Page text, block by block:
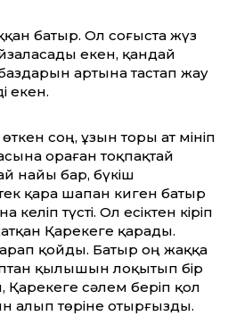
батыр. Ол соғыста жүз
ек­ен, қандай
ар­тына тастап жау
екен.
соң, ұзын то­ры ат мініп
ораған тоқ­пақтай
найы бар, бүкіш
қара шапан киген батыр
келіп түсті. Ол есіктен кіріп
Қарекеге қарады.
қойды. Батыр оң жаққа
қылышын лоқытып бір
сәлем беріп қол
алып төріне отырғызды.